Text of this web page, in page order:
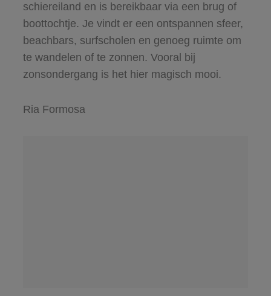
schiereiland en is bereikbaar via een brug of
boottochtje. Je vindt er een ontspannen sfeer,
beachbars, surfscholen en genoeg ruimte om
te wandelen of te zonnen. Vooral bij
zonsondergang is het hier magisch mooi.
Ria Formosa